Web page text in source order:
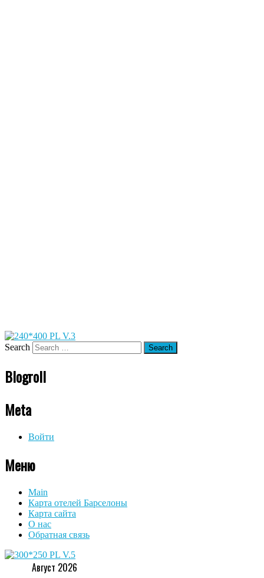
Search
Blogroll
Meta
Войти
Меню
Main
Карта отелей Барселоны
Карта сайта
О нас
Обратная связь
Август 2026